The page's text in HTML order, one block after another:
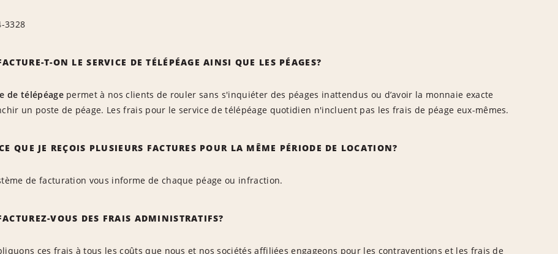
3328
T-ON LE SERVICE DE TÉLÉPÉAGE AINSI QUE LES PÉAGES?
de télépéagepermet à nos clients de rouler sans s'inquiéter des péages inattendus ou d’avoir la monnaie exacte
un poste de péage. Les frais pour le service de télépéage quotidien n'incluent pas les frais de péage eux-mêmes.
QUE JE REÇOIS PLUSIEURS FACTURES POUR LA MÊME PÉRIODE DE LOCATION?
de facturation vous informe de chaque péage ou infraction.
VOUS DES FRAIS ADMINISTRATIFS?
ces frais à tous les coûts que nous et nos sociétés affiliées engageons pour les contraventions et les frais de